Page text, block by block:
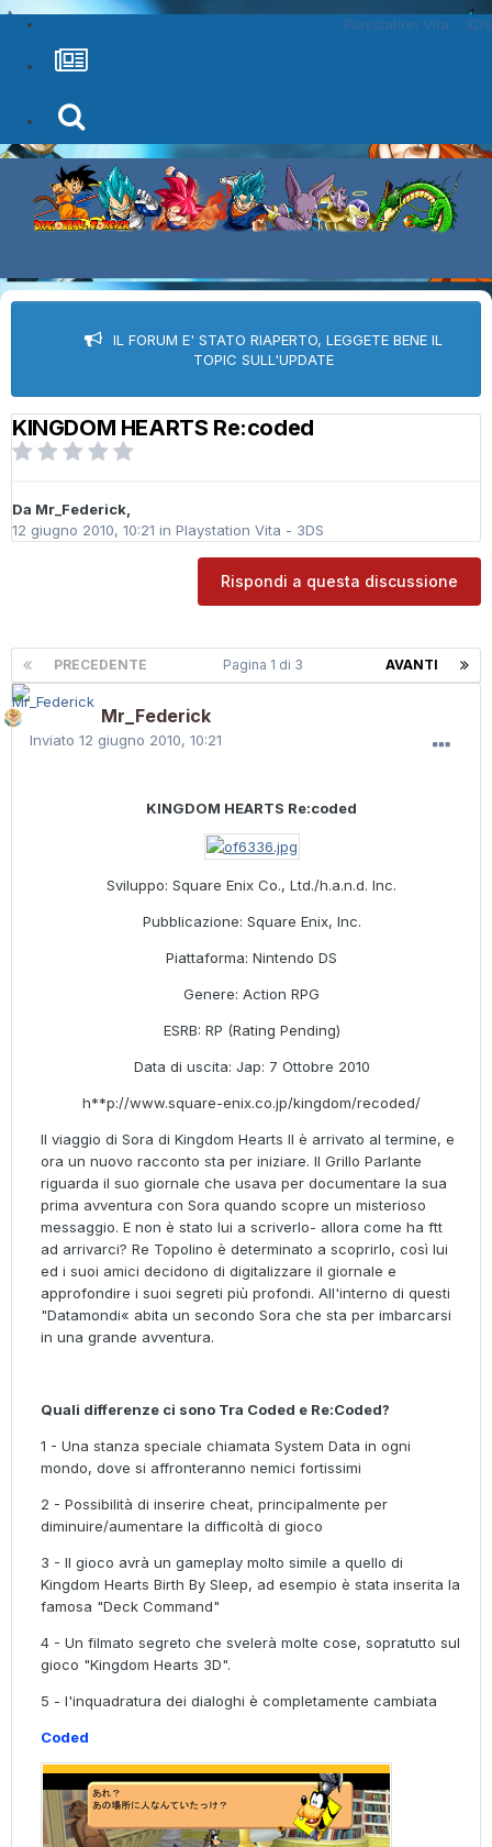
Playstation Vita - 3DS
IL FORUM E' STATO RIAPERTO, LEGGETE BENE IL
TOPIC SULL'UPDATE
KINGDOM HEARTS Re:coded
Da Mr_Federick,
12 giugno 2010, 10:21 in Playstation Vita - 3DS
Rispondi a questa discussione
PRECEDENTE AVANTI
Pagina 1 di 3
Mr_Federick
Inviato 12 giugno 2010, 10:21
KINGDOM HEARTS Re:coded
Sviluppo: Square Enix Co., Ltd./h.a.n.d. Inc.
Pubblicazione: Square Enix, Inc.
Piattaforma: Nintendo DS
Genere: Action RPG
ESRB: RP (Rating Pending)
Data di uscita: Jap: 7 Ottobre 2010
h**p://www.square-enix.co.jp/kingdom/recoded/
Il viaggio di Sora di Kingdom Hearts II è arrivato al termine, e
ora un nuovo racconto sta per iniziare. Il Grillo Parlante
riguarda il suo giornale che usava per documentare la sua
prima avventura con Sora quando scopre un misterioso
messaggio. E non è stato lui a scriverlo- allora come ha ftt
ad arrivarci? Re Topolino è determinato a scoprirlo, così lui
ed i suoi amici decidono di digitalizzare il giornale e
approfondire i suoi segreti più profondi. All'interno di questi
"Datamondi« abita un secondo Sora che sta per imbarcarsi
in una grande avventura.
Quali differenze ci sono Tra Coded e Re:Coded?
1 - Una stanza speciale chiamata System Data in ogni
mondo, dove si affronteranno nemici fortissimi
2 - Possibilità di inserire cheat, principalmente per
diminuire/aumentare la difficoltà di gioco
3 - Il gioco avrà un gameplay molto simile a quello di
Kingdom Hearts Birth By Sleep, ad esempio è stata inserita la
famosa "Deck Command"
4 - Un filmato segreto che svelerà molte cose, sopratutto sul
gioco "Kingdom Hearts 3D".
5 - l'inquadratura dei dialoghi è completamente cambiata
Coded